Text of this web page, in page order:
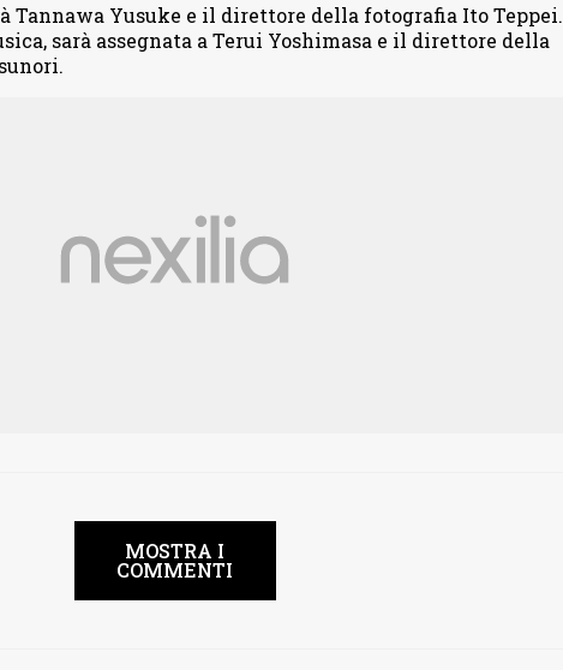
Tannawa Yusuke e il direttore della fotografia Ito Teppei.
sarà assegnata a Terui Yoshimasa e il direttore della
MOSTRA I
COMMENTI